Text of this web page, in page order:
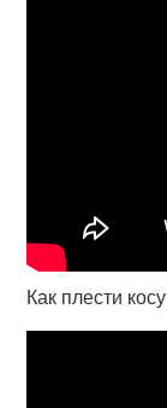
Как плести косу